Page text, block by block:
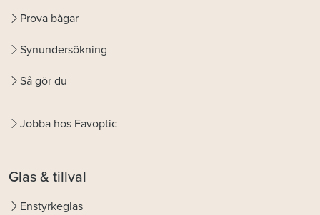
Prova bågar
Synundersökning
Så gör du
Jobba hos Favoptic
Glas & tillval
Enstyrkeglas